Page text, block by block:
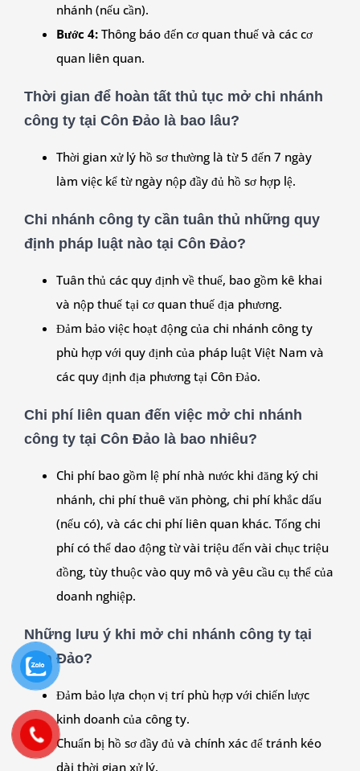
nhánh (nếu cần).
Bước 4: Thông báo đến cơ quan thuế và các cơ
quan liên quan.
Thời gian để hoàn tất thủ tục mở chi nhánh
công ty tại Côn Đảo là bao lâu?
Thời gian xử lý hồ sơ thường là từ 5 đến 7 ngày
làm việc kể từ ngày nộp đầy đủ hồ sơ hợp lệ.
Chi nhánh công ty cần tuân thủ những quy
định pháp luật nào tại Côn Đảo?
Tuân thủ các quy định về thuế, bao gồm kê khai
và nộp thuế tại cơ quan thuế địa phương.
Đảm bảo việc hoạt động của chi nhánh công ty
phù hợp với quy định của pháp luật Việt Nam và
các quy định địa phương tại Côn Đảo.
Chi phí liên quan đến việc mở chi nhánh
công ty tại Côn Đảo là bao nhiêu?
Chi phí bao gồm lệ phí nhà nước khi đăng ký chi
nhánh, chi phí thuê văn phòng, chi phí khắc dấu
(nếu có), và các chi phí liên quan khác. Tổng chi
phí có thể dao động từ vài triệu đến vài chục triệu
đồng, tùy thuộc vào quy mô và yêu cầu cụ thể của
doanh nghiệp.
Những lưu ý khi mở chi nhánh công ty tại
Côn Đảo?
Đảm bảo lựa chọn vị trí phù hợp với chiến lược
kinh doanh của công ty.
Chuẩn bị hồ sơ đầy đủ và chính xác để tránh kéo
dài thời gian xử lý.